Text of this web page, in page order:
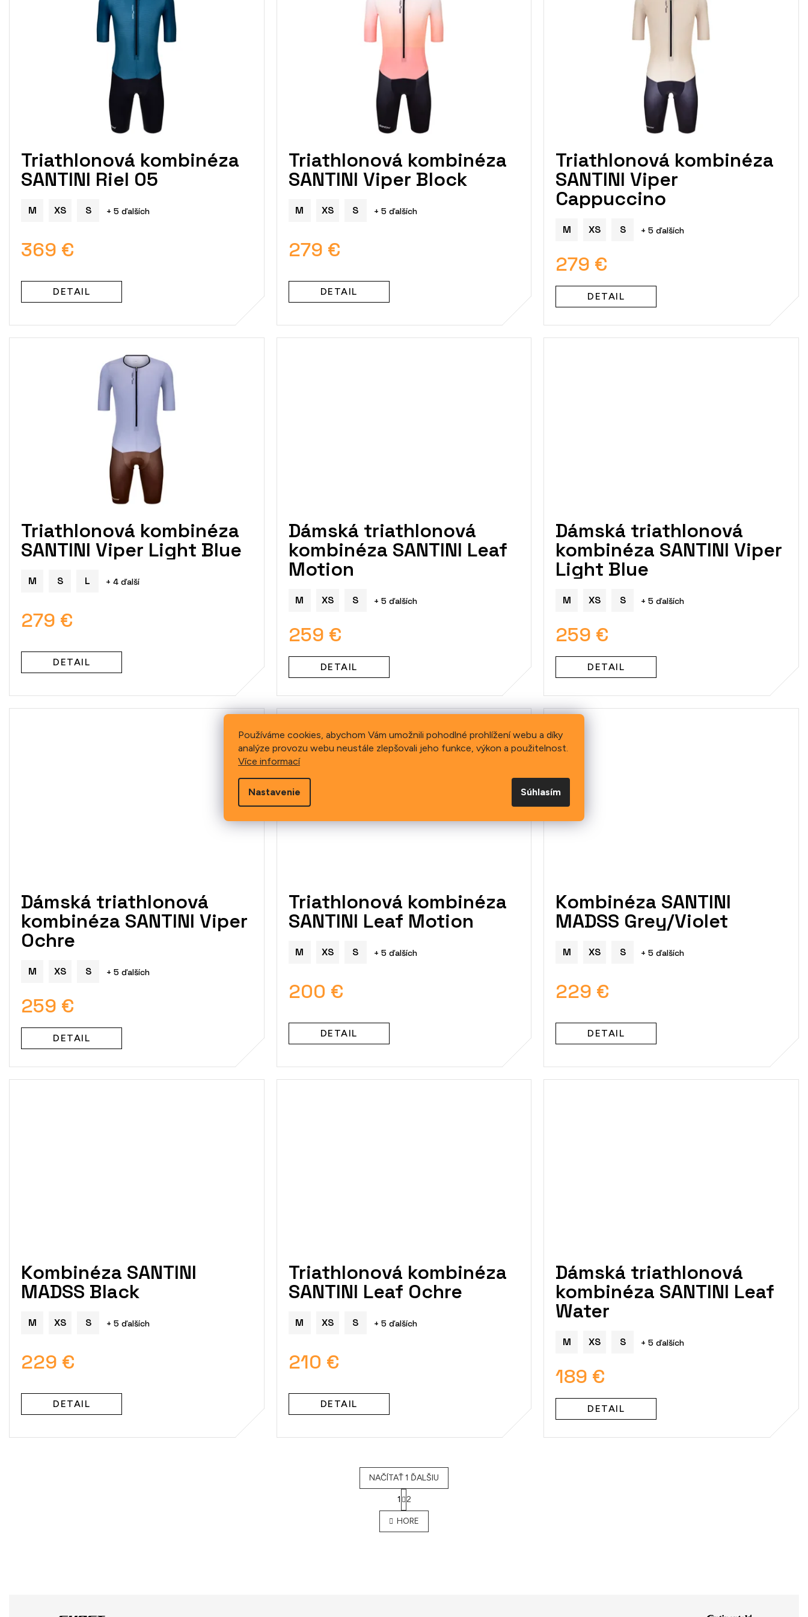
Používáme cookies, abychom Vám umožnili pohodlné prohlížení webu a díky
analýze provozu webu neustále zlepšovali jeho funkce, výkon a použitelnost.
Více informací
Nastavenie Súhlasím
Triathlonová kombinéza
SANTINI Riel 05
M XS S + 5 ďalších
369 €
DETAIL
Triathlonová kombinéza
SANTINI Viper Block
M XS S + 5 ďalších
279 €
DETAIL
Triathlonová kombinéza
SANTINI Viper
Cappuccino
M XS S + 5 ďalších
279 €
DETAIL
Triathlonová kombinéza
SANTINI Viper Light Blue
M S L + 4 ďalší
279 €
DETAIL
Dámská triathlonová
kombinéza SANTINI Leaf
Motion
M XS S + 5 ďalších
259 €
DETAIL
Dámská triathlonová
kombinéza SANTINI Viper
Light Blue
M XS S + 5 ďalších
259 €
DETAIL
Dámská triathlonová
kombinéza SANTINI Viper
Ochre
M XS S + 5 ďalších
259 €
DETAIL
Triathlonová kombinéza
SANTINI Leaf Motion
M XS S + 5 ďalších
200 €
DETAIL
Kombinéza SANTINI
MADSS Grey/Violet
M XS S + 5 ďalších
229 €
DETAIL
Kombinéza SANTINI
MADSS Black
M XS S + 5 ďalších
229 €
DETAIL
Triathlonová kombinéza
SANTINI Leaf Ochre
M XS S + 5 ďalších
210 €
DETAIL
Dámská triathlonová
kombinéza SANTINI Leaf
Water
M XS S + 5 ďalších
189 €
DETAIL
O
v
l
NAČÍTAŤ 1 ĎALŠIU
1 2
HORE